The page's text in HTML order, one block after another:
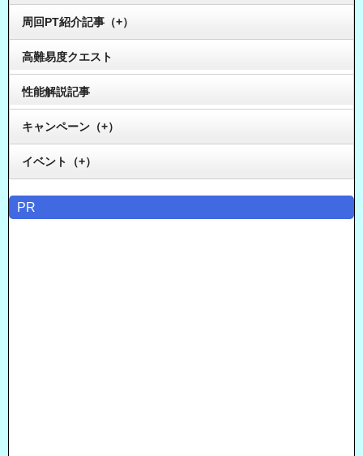
周回PT紹介記事（+）
高難易度クエスト
性能解説記事
キャンペーン（+）
イベント（+）
PR